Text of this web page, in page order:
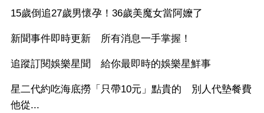
15歲倒追27歲男懷孕！36歲美魔女當阿嬤了
新聞事件即時更新 所有消息一手掌握！
追蹤訂閱娛樂星聞 給你最即時的娛樂星鮮事
星二代約吃海底撈「只帶10元」點貴的 別人代墊餐費
他從...